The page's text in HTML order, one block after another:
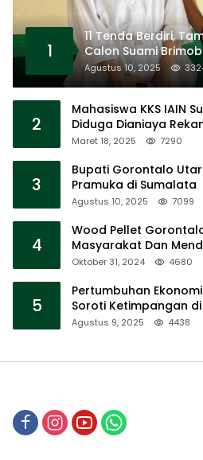
1
11 Tenda Berdiri,
Calon Suami
Agustus 10, 2025
2
Mahasiswa KKS IAIN
Diduga Dianiaya
Barat
Maret 18, 2025 7290
3
Bupati Gorontalo
Pramuka di Sumalata
Agustus 10, 2025 7099
4
Wood Pellet
Masyarakat Dan
Gorontalo
Oktober 31, 2024 4680
5
Pertumbuhan
Soroti Ketimpangan
Agustus 9, 2025 4438